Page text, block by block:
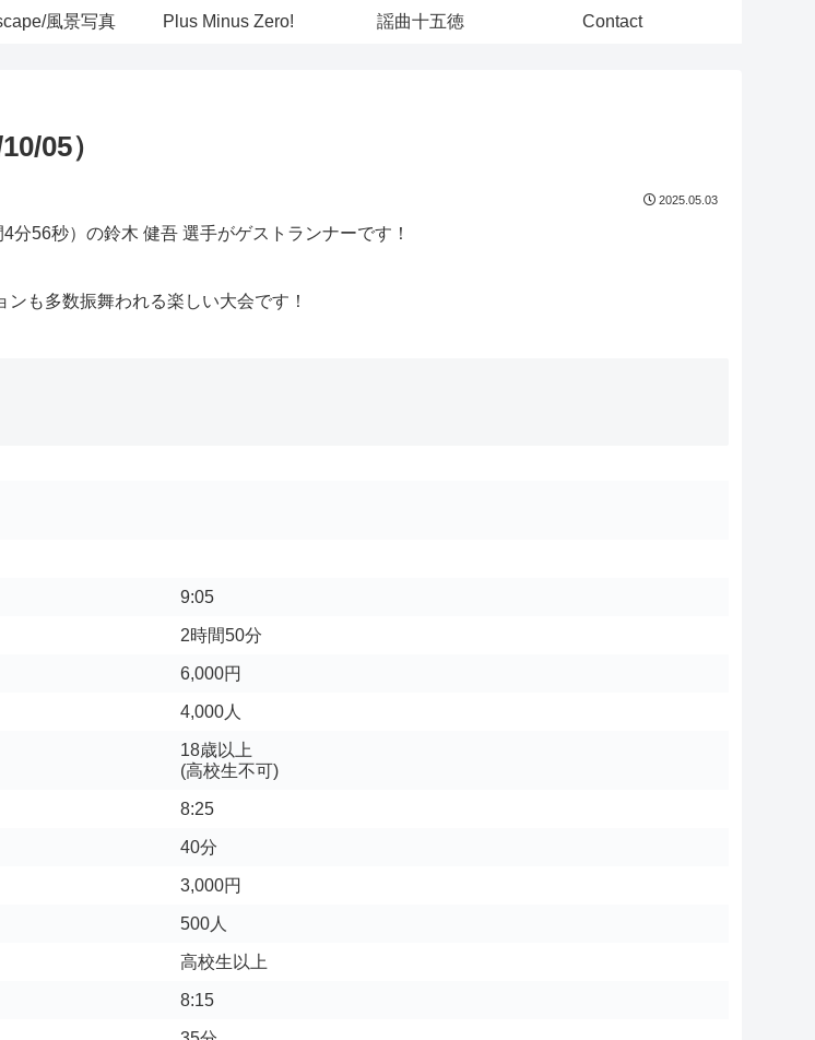
風景写真 Plus Minus Zero! 謡曲十五徳 Contact
05）
2025.05.03
56秒）の鈴木 健吾 選手がゲストランナーです！
も多数振舞われる楽しい大会です！
9:05
2時間50分
6,000円
4,000人
18歳以上
(高校生不可)
8:25
40分
3,000円
500人
高校生以上
8:15